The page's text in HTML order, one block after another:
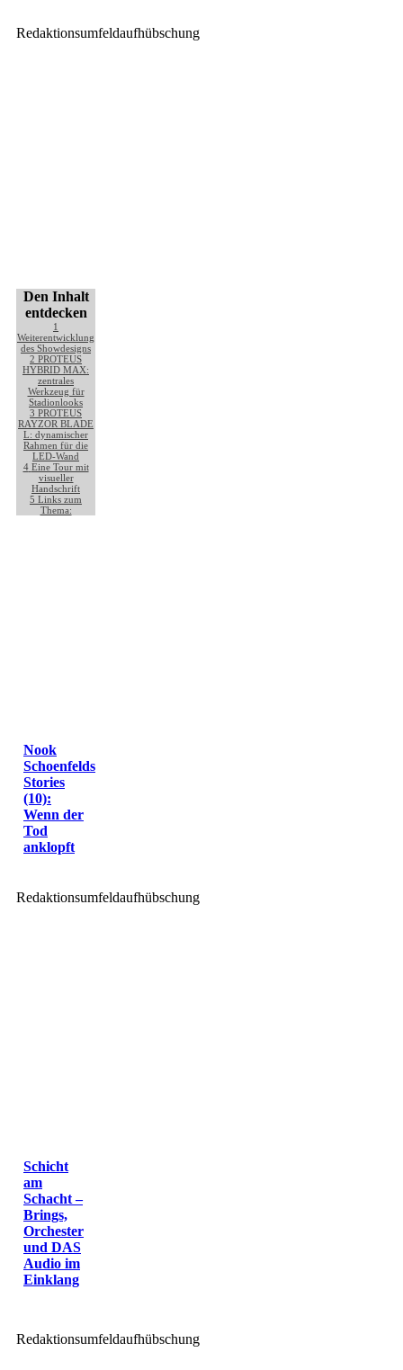
Redaktionsumfeldaufhübschung
Den Inhalt
entdecken
1
Weiterentwicklung
des Showdesigns
2 PROTEUS
HYBRID MAX:
zentrales
Werkzeug für
Stadionlooks
3 PROTEUS
RAYZOR BLADE
L: dynamischer
Rahmen für die
LED-Wand
4 Eine Tour mit
visueller
Handschrift
5 Links zum
Thema:
Nook
Schoenfelds
Stories
(10):
Wenn der
Tod
anklopft
Redaktionsumfeldaufhübschung
Schicht
am
Schacht –
Brings,
Orchester
und DAS
Audio im
Einklang
Redaktionsumfeldaufhübschung